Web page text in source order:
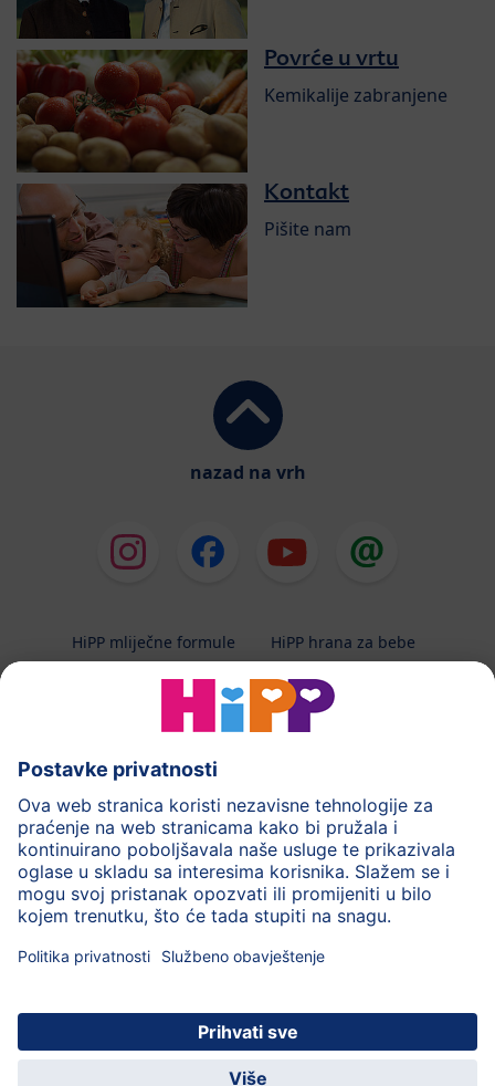
Povrće u vrtu
Kemikalije zabranjene
Kontakt
Pišite nam
nazad na vrh
HiPP mliječne formule
HiPP hrana za bebe
HiPP njega
HiPP trudnoća
Terapeutska dijeta
Zaštita podataka i upute za korištenj
Uvjeti korištenja
Impressum
Kontakt
O HiPP-u
Uživajte u mnogim